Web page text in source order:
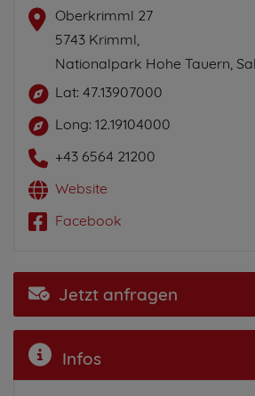
Oberkrimml 27
5743 Krimml,
Nationalpark Hohe Tauern,
Lat: 47.13907000
Long: 12.19104000
+43 6564 21200
Website
Facebook
Jetzt anfragen
Infos